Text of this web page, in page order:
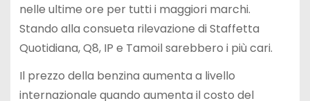
nelle ultime ore per tutti i maggiori marchi.
Stando alla consueta rilevazione di Staffetta
Quotidiana, Q8, IP e Tamoil sarebbero i più cari.
Il prezzo della benzina aumenta a livello
internazionale quando aumenta il costo del